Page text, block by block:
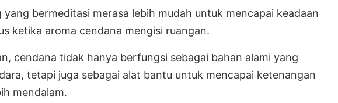
yang bermeditasi merasa lebih mudah untuk mencapai keadaan
ketika aroma cendana mengisi ruangan.
cendana tidak hanya berfungsi sebagai bahan alami yang
tetapi juga sebagai alat bantu untuk mencapai ketenangan
mendalam.